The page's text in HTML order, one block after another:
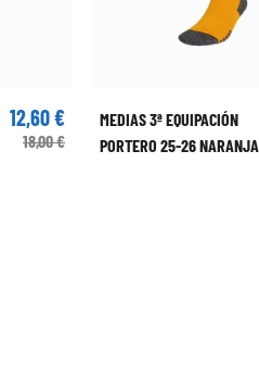
12,60 €
18,00 €
MEDIAS 3ª EQUIPACIÓN
PORTERO 25-26 NARANJA